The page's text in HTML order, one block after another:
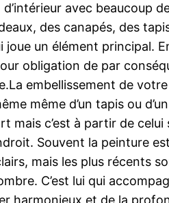
avec beaucoup
des canapés, des
joue un élément principal.
obligation de par
embellissement de
même d’un tapis ou
mais c’est à partir de
Souvent la peinture
mais les plus récents
C’est lui qui
harmonieux et de la